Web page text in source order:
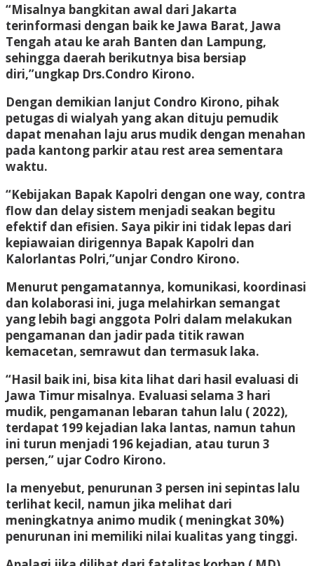
“Misalnya bangkitan awal dari Jakarta
terinformasi dengan baik ke Jawa Barat, Jawa
Tengah atau ke arah Banten dan Lampung,
sehingga daerah berikutnya bisa bersiap
diri,”ungkap Drs.Condro Kirono.
Dengan demikian lanjut Condro Kirono, pihak
petugas di wialyah yang akan dituju pemudik
dapat menahan laju arus mudik dengan menahan
pada kantong parkir atau rest area sementara
waktu.
“Kebijakan Bapak Kapolri dengan one way, contra
flow dan delay sistem menjadi seakan begitu
efektif dan efisien. Saya pikir ini tidak lepas dari
kepiawaian dirigennya Bapak Kapolri dan
Kalorlantas Polri,”unjar Condro Kirono.
Menurut pengamatannya, komunikasi, koordinasi
dan kolaborasi ini, juga melahirkan semangat
yang lebih bagi anggota Polri dalam melakukan
pengamanan dan jadir pada titik rawan
kemacetan, semrawut dan termasuk laka.
“Hasil baik ini, bisa kita lihat dari hasil evaluasi di
Jawa Timur misalnya. Evaluasi selama 3 hari
mudik, pengamanan lebaran tahun lalu ( 2022),
terdapat 199 kejadian laka lantas, namun tahun
ini turun menjadi 196 kejadian, atau turun 3
persen,” ujar Codro Kirono.
Ia menyebut, penurunan 3 persen ini sepintas lalu
terlihat kecil, namun jika melihat dari
meningkatnya animo mudik ( meningkat 30%)
penurunan ini memiliki nilai kualitas yang tinggi.